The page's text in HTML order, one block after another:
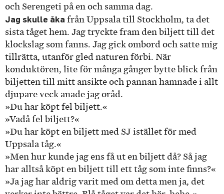
och Serengeti på en och samma dag.
Jag skulle åka från Uppsala till Stockholm, ta det
sista tåget hem. Jag tryckte fram den biljett till det
klockslag som fanns. Jag gick ombord och satte mig
tillrätta, utanför gled naturen förbi. När
konduktören, lite för många gånger bytte blick från
biljetten till mitt ansikte och pannan hamnade i allt
djupare veck anade jag oråd.
»Du har köpt fel biljett.«
»Vadå fel biljett?«
»Du har köpt en biljett med SJ istället för med
Uppsala tåg.«
»Men hur kunde jag ens få ut en biljett då? Så jag
har alltså köpt en biljett till ett tåg som inte finns?«
»Ja jag har aldrig varit med om detta men ja, det